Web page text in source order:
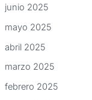
junio 2025
mayo 2025
abril 2025
marzo 2025
febrero 2025